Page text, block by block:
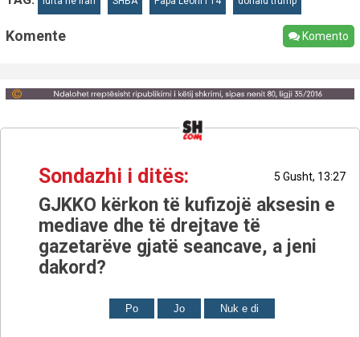
Komente Komento
Sondazhi i ditës: 5 Gusht, 13:27
GJKKO kërkon të kufizojë aksesin e
mediave dhe të drejtave të
gazetarëve gjatë seancave, a jeni
dakord?
Po Jo Nuk e di